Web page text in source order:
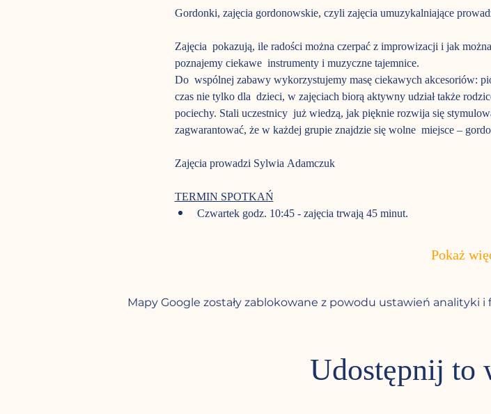
Gordonki, zajęcia gordonowskie, czyli zajęcia umuzykalniające
Zajęcia  pokazują, ile radości można czerpać z improwizacji i jak
poznajemy ciekawe  instrumenty i muzyczne tajemnice.
Do  wspólnej zabawy wykorzystujemy masę ciekawych akcesoriów:
czas nie tylko dla  dzieci, w zajęciach biorą aktywny udział także
pociechy. Stali uczestnicy  już wiedzą, jak pięknie rozwija się
zagwarantować, że w każdej grupie znajdzie się wolne  miejsce –
Zajęcia prowadzi Sylwia Adamczuk
TERMIN SPOTKAŃ
Czwartek godz. 10:45 - zajęcia trwają 45 minut.
Pokaż
Mapy Google zostały zablokowane z powodu ustawień analityki
Udostępnij to